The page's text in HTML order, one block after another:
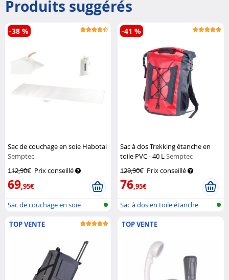
Produits suggérés
Sac de couchage en soie Habotai
Semptec
112,90€ Prix conseillé
69,95€
-38 %
Sac de couchage en soie
Sac à dos Trekking étanche en
toile PVC - 40 LSemptec
129,90€ Prix conseillé
76,95€
-41 %
Sac à dos en toile étanche
TOP VENTE TOP VENTE